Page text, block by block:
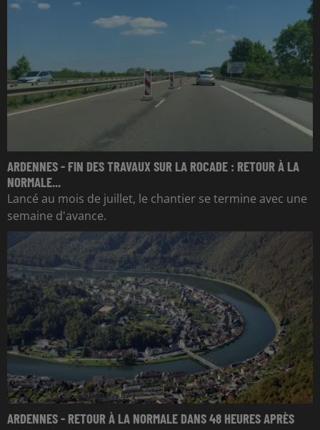
ARDENNES - FIN DES TRAVAUX SUR LA ROCADE : RETOUR À LA
NORMALE...
Lancé au mois de juillet, le chantier se termine avec une
semaine d'avance.
ARDENNES - RETOUR À LA NORMALE DANS 48 HEURES APRÈS